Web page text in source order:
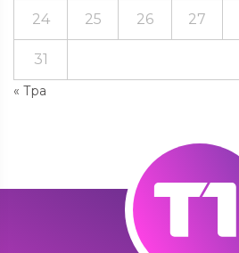
« Тра
24 25 26 27
31